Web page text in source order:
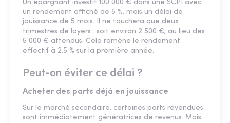
Un épargnant investit 100 000 € dans une SCPI avec
un rendement affiché de 5 %, mais un délai de
jouissance de 5 mois. Il ne touchera que deux
trimestres de loyers : soit environ 2 500 €, au lieu des
5 000 € attendus. Cela ramène le rendement
effectif à 2,5 % sur la première année.
Peut-on éviter ce délai ?
Acheter des parts déjà en jouissance
Sur le marché secondaire, certaines parts revendues
sont immédiatement génératrices de revenus. Mais